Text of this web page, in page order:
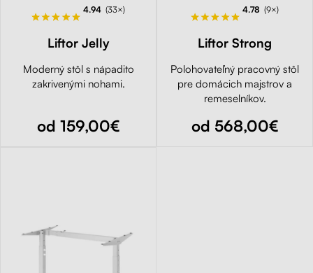
4.94 (33×)
Liftor Jelly
Moderný stôl s nápadito
zakrivenými nohami.
od 159,00€
4.78 (9×)
Liftor Strong
Polohovateľný pracovný stôl
pre domácich majstrov a
remeselníkov.
od 568,00€